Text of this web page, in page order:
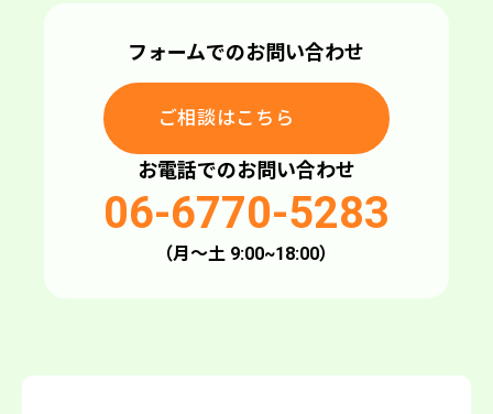
フォームでのお問い合わせ
ご相談はこちら
ご相談はこちら
お電話でのお問い合わせ
06-6770-5283
（月〜土 9:00~18:00）